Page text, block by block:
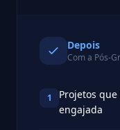
Depois
Com a Pós-
1
Projetos
engajada